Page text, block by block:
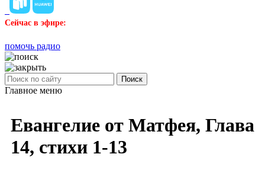
Сейчас в эфире:
помочь радио
Поиск
Главное меню
Евангелие от Матфея, Глава
14, стихи 1-13